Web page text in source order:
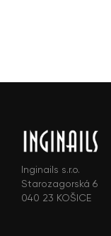
Inginails s.r.o.
Starozagorská 6
040 23 KOŠICE